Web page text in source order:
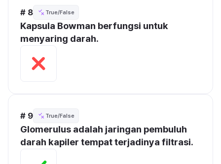
# 8 True/False
Kapsula Bowman berfungsi untuk
menyaring darah.
# 9 True/False
Glomerulus adalah jaringan pembuluh
darah kapiler tempat terjadinya filtrasi.